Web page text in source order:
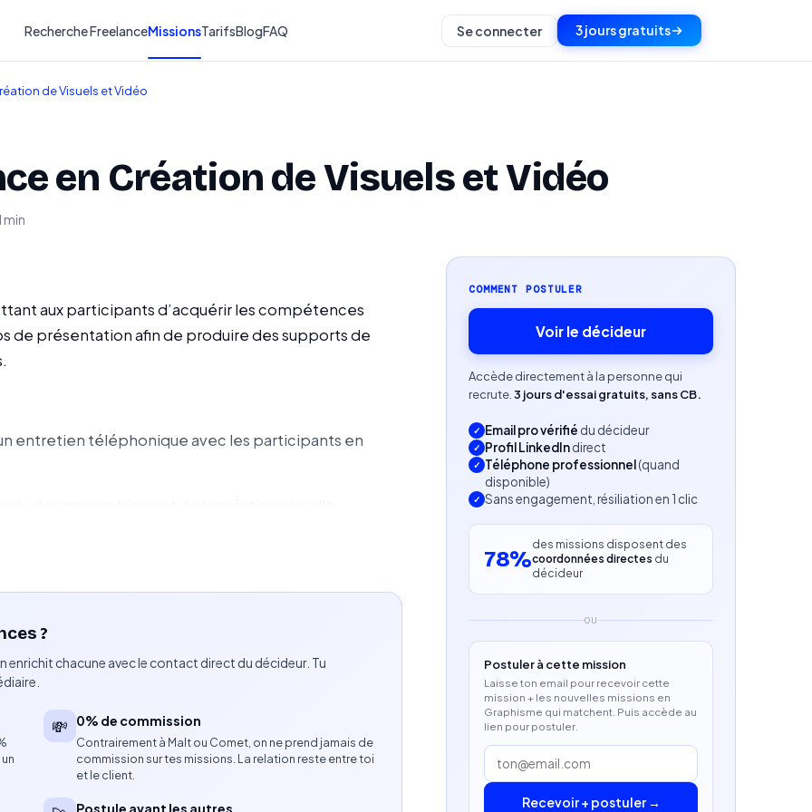
Recherche FreelanceMissionsTarifsBlogFAQ Se connecter 3 jours gratuits
de Visuels et Vidéo
en Création de Visuels et Vidéo
min
aux participants d’acquérir les compétences
de présentation afin de produire des supports de
entretien téléphonique avec les participants en
visuels professionnels adaptés aux différents
de vidéos de communication.
les acquis.
?
enrichit chacune avec le contact direct du décideur. Tu
💸 0% de commission
Contrairement à Malt ou Comet, on ne prend jamais de
commission sur tes missions. La relation reste entre toi
et le client.
Postule avant les autres
COMMENT POSTULER
Voir le décideur
Accède directement à la personne qui
recrute. 3 jours d'essai gratuits, sans CB.
Email pro vérifié du décideur
Profil LinkedIndirect
Téléphone professionnel(quand
disponible)
Sans engagement, résiliation en 1 clic
78%
des missions disposent des
coordonnées directes du
décideur
OU
Postuler à cette mission
Laisse ton email pour recevoir cette
mission + les nouvelles missions en
Graphisme qui matchent. Puis accède au
lien pour postuler.
Recevoir + postuler →